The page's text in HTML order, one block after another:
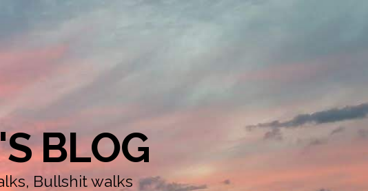
BLOG
Bullshit walks